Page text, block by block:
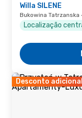
Willa SILENE
Bukowina
Localização
Desconto